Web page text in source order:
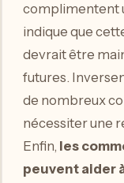
complimentent
indique que
devrait être
futures.
de nombreux
nécessiter une
Enfin, les
peuvent aider